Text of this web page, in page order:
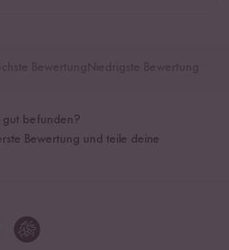
befunden?
Bewertung und teile deine